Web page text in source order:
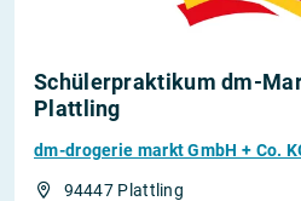
Schülerpraktikum dm-
Plattling
dm-drogerie markt GmbH + Co.
94447 Plattling